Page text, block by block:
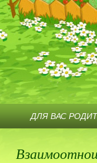
ДЛЯ ВАС